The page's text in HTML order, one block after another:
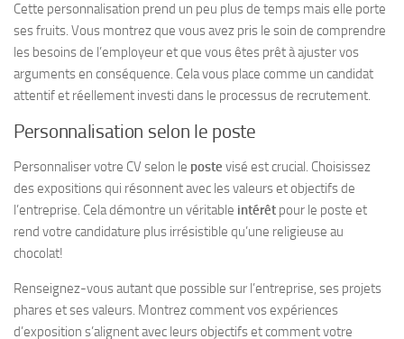
Cette personnalisation prend un peu plus de temps mais elle porte
ses fruits. Vous montrez que vous avez pris le soin de comprendre
les besoins de l’employeur et que vous êtes prêt à ajuster vos
arguments en conséquence. Cela vous place comme un candidat
attentif et réellement investi dans le processus de recrutement.
Personnalisation selon le poste
Personnaliser votre CV selon le poste visé est crucial. Choisissez
des expositions qui résonnent avec les valeurs et objectifs de
l’entreprise. Cela démontre un véritable intérêt pour le poste et
rend votre candidature plus irrésistible qu’une religieuse au
chocolat!
Renseignez-vous autant que possible sur l’entreprise, ses projets
phares et ses valeurs. Montrez comment vos expériences
d’exposition s’alignent avec leurs objectifs et comment votre